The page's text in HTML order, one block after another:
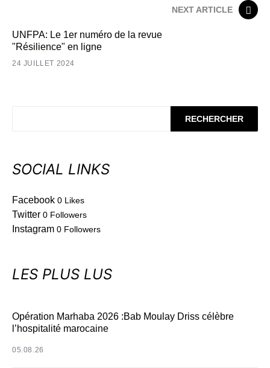
NEXT ARTICLE
UNFPA: Le 1er numéro de la revue
"Résilience" en ligne
24 JUILLET 2024
RECHERCHER
SOCIAL LINKS
Facebook 0 Likes
Twitter 0 Followers
Instagram 0 Followers
LES PLUS LUS
Opération Marhaba 2026 :Bab Moulay Driss célèbre
l’hospitalité marocaine
05.08.26